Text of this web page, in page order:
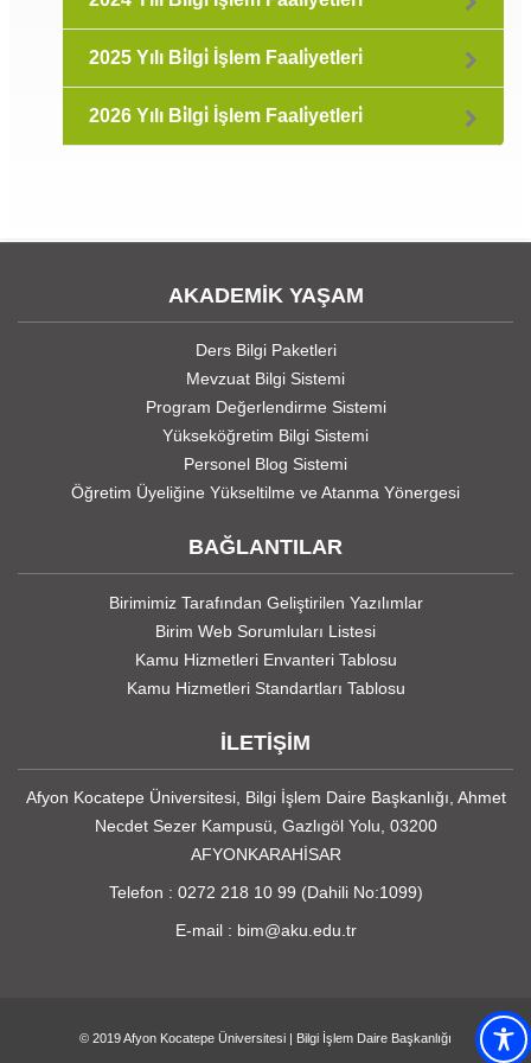
2025 Yılı Bi̇lgi̇ İşlem Faali̇yetleri̇
2026 Yılı Bi̇lgi̇ İşlem Faali̇yetleri̇
AKADEMİK YAŞAM
Ders Bilgi Paketleri
Mevzuat Bilgi Sistemi
Program Değerlendirme Sistemi
Yükseköğretim Bilgi Sistemi
Personel Blog Sistemi
Öğretim Üyeliğine Yükseltilme ve Atanma Yönergesi
BAĞLANTILAR
Birimimiz Tarafından Geliştirilen Yazılımlar
Birim Web Sorumluları Listesi
Kamu Hizmetleri Envanteri Tablosu
Kamu Hizmetleri Standartları Tablosu
İLETİŞİM
Afyon Kocatepe Üniversitesi, Bilgi İşlem Daire Başkanlığı, Ahmet
Necdet Sezer Kampusü, Gazlıgöl Yolu, 03200
AFYONKARAHİSAR
Telefon : 0272 218 10 99 (Dahili No:1099)
E-mail : bim@aku.edu.tr
© 2019Afyon Kocatepe Üniversitesi Bilgi İşlem Daire Başkanlığı